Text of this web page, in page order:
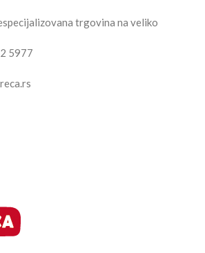
trgovina na veliko
5977